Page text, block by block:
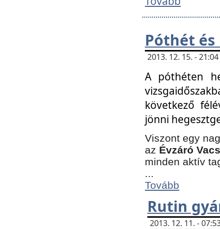
Póthét és
2013. 12. 15. -
A póthéten
következő
jönni
Viszont egy
az Évzáró
minden aktív
...
Tovább
Rutin
2013. 12. 11. -